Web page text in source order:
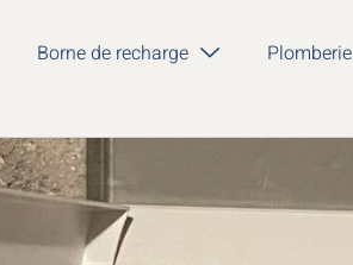
Borne de recharge Plomberie